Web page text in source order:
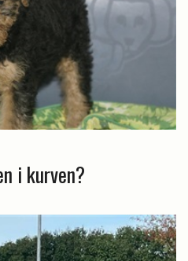
i kurven?